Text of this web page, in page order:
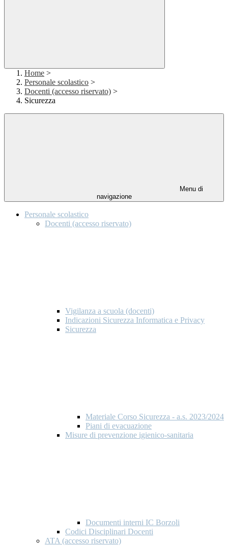
Home >
Personale scolastico >
Docenti (accesso riservato) >
Sicurezza
Menu di
navigazione
Personale scolastico
Docenti (accesso riservato)
Vigilanza a scuola (docenti)
Indicazioni Sicurezza Informatica e Privacy
Sicurezza
Materiale Corso Sicurezza - a.s. 2023/2024
Piani di evacuazione
Misure di prevenzione igienico-sanitaria
Documenti interni IC Borzoli
Codici Disciplinari Docenti
ATA (accesso riservato)